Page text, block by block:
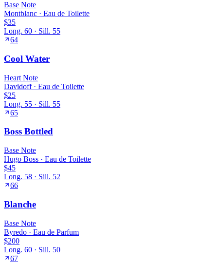
Base Note
Montblanc · Eau de Toilette
$35
Long. 60 · Sill. 55
64
Cool Water
Heart Note
Davidoff· Eau de Toilette
$25
Long. 55 · Sill. 55
65
Boss Bottled
Base Note
Hugo Boss · Eau de Toilette
$45
Long. 58 · Sill. 52
66
Blanche
Base Note
Byredo · Eau de Parfum
$200
Long. 60 · Sill. 50
67